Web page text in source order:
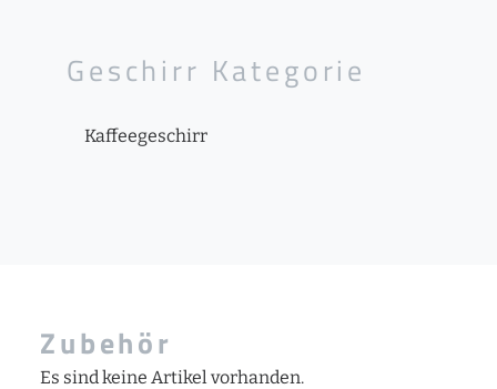
Geschirr Kategorie
Kaffeegeschirr
Zubehör
Es sind keine Artikel vorhanden.